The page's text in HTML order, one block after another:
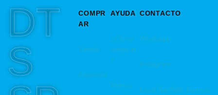
DT
S
COMPR
AR
Tienda
Deportes
AYUDA
¿Cómo
comprar
?
Retiros
CONTACTO
Whatsapp
Instagram
Local Banfield, Buenos